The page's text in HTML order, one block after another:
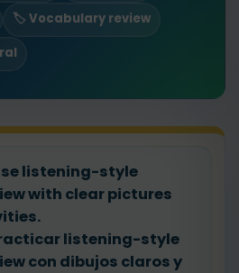
🏷️ Vocabulary review
listening-style
with clear pictures
listening-style
con dibujos claros y